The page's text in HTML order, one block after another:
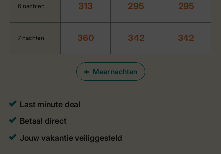
Meer nachten
6 nachten 313 295 295
7 nachten 360 342 342